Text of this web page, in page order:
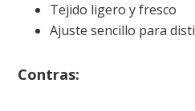
Tejido ligero y fresco
Ajuste sencillo para
Contras: